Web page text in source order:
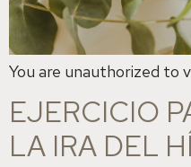
You are unauthorized to
EJERCICIO
LA IRA DEL